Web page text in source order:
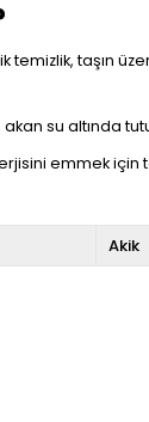
temizlik, taşın
su altında
emmek için
Akik